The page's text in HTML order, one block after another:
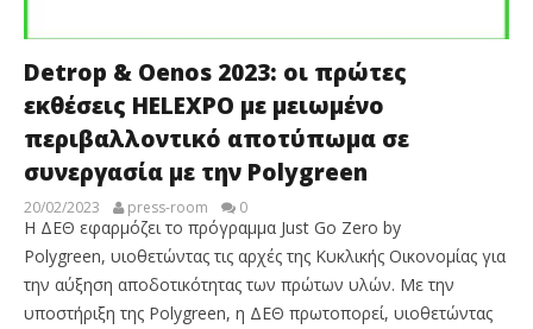
Detrop & Oenos 2023: οι πρώτες
εκθέσεις HELEXPO με μειωμένο
περιβαλλοντικό αποτύπωμα σε
συνεργασία με την Polygreen
20/02/2023 press-room 0
Η ΔΕΘ εφαρμόζει το πρόγραμμα Just Go Zero by
Polygreen, υιοθετώντας τις αρχές της Κυκλικής Οικονομίας για
την αύξηση αποδοτικότητας των πρώτων υλών. Με την
υποστήριξη της Polygreen, η ΔΕΘ πρωτοπορεί, υιοθετώντας